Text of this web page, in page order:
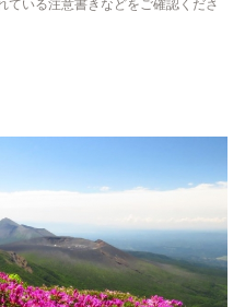
ている注意書きなどをご確認くださ